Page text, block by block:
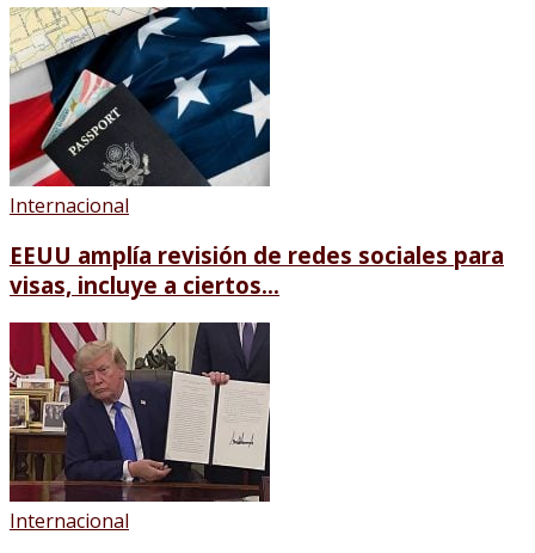
Internacional
EEUU amplía revisión de redes sociales para
visas, incluye a ciertos...
Internacional